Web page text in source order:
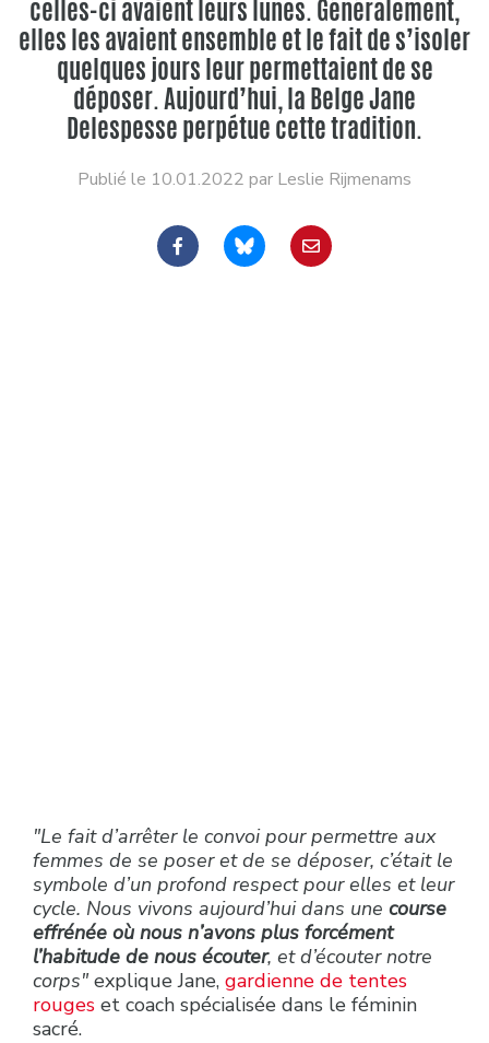
celles-ci avaient leurs lunes. Généralement,
elles les avaient ensemble et le fait de s’isoler
quelques jours leur permettaient de se
déposer. Aujourd’hui, la Belge Jane
Delespesse perpétue cette tradition.
Publié le 10.01.2022 par Leslie Rijmenams
"Le fait d’arrêter le convoi pour permettre aux
femmes de se poser et de se déposer, c’était le
symbole d’un profond respect pour elles et leur
cycle. Nous vivons aujourd’hui dans une course
effrénée où nous n’avons plus forcément
l’habitude de nous écouter, et d’écouter notre
corps"explique Jane, gardienne de tentes
rouges et coach spécialisée dans le féminin
sacré.